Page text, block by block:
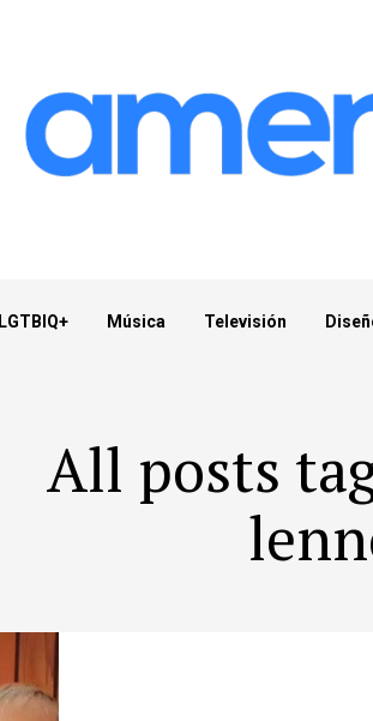
LGTBIQ+ Música Televisión
All posts